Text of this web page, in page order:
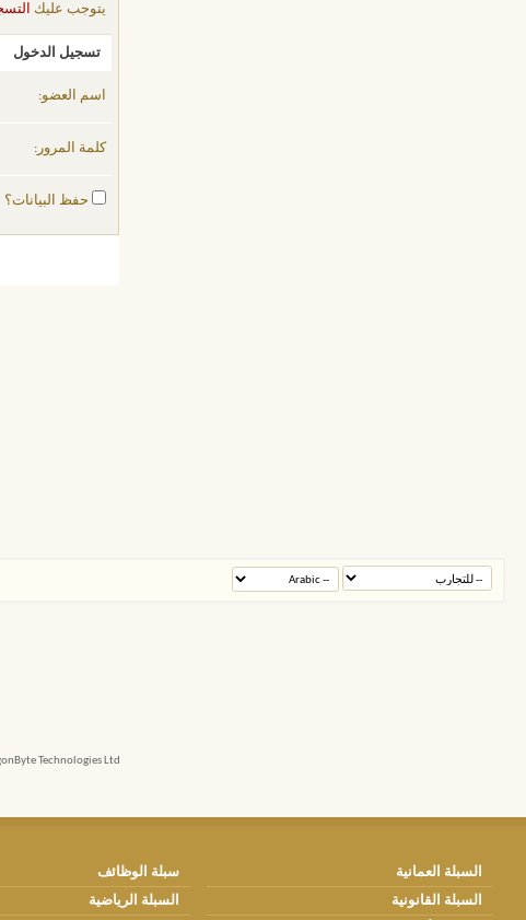
يتوجب عليك
تسجيل الدخول
اسم العضو:
كلمة المرور:
حفظ البيانات؟
Technologies Ltd.
السبلة العمانية
سبلة الوظائف
السبلة القانونية
السبلة الرياضية